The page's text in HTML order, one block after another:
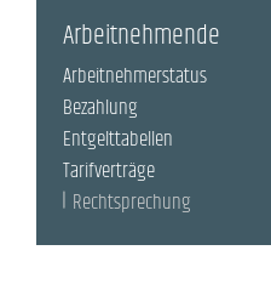
Arbeitnehmende
Arbeitnehmerstatus
Bezahlung
Entgelttabellen
Tarifverträge
Rechtsprechung